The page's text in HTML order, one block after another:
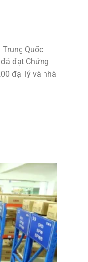
Quốc.
đạt Chứng
đại lý và nhà